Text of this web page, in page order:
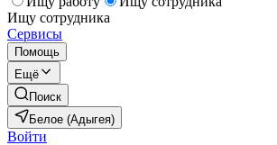
Ищу сотрудника
Сервисы
Помощь
Ещё
Поиск
Белое (Адыгея)
Войти